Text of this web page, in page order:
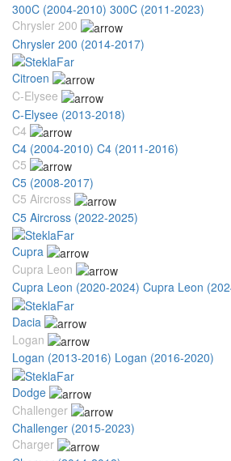
300C (2004-2010) 300C (2011-2023)
Chrysler 200
Chrysler 200 (2014-2017)
Citroen
C-Elysee
C-Elysee (2013-2018)
C4
C4 (2004-2010) C4 (2011-2016)
C5
C5 (2008-2017)
C5 Aircross
C5 Aircross (2022-2025)
Cupra
Cupra Leon
Cupra Leon (2020-2024) Cupra Leon
Dacia
Logan
Logan (2013-2016) Logan (2016-2020)
Dodge
Challenger
Challenger (2015-2023)
Charger